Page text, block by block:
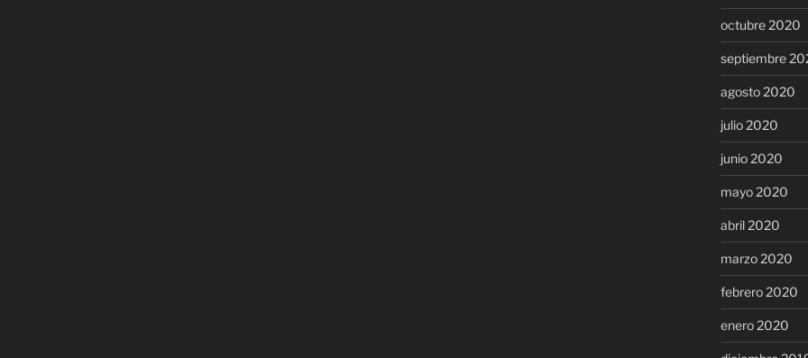
octubre 2020
septiembre
agosto 2020
julio 2020
junio 2020
mayo 2020
abril 2020
marzo 2020
febrero 2020
enero 2020